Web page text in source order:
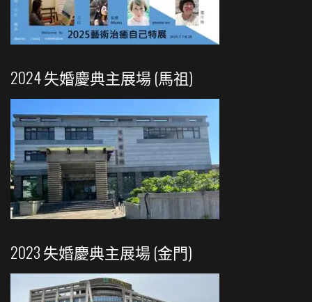
2024 失婚慶典主展場 (馬祖)
2023 失婚慶典主展場 (金門)